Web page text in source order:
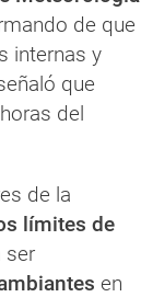
de que
internas y
que
del
de la
límites de
ser
en